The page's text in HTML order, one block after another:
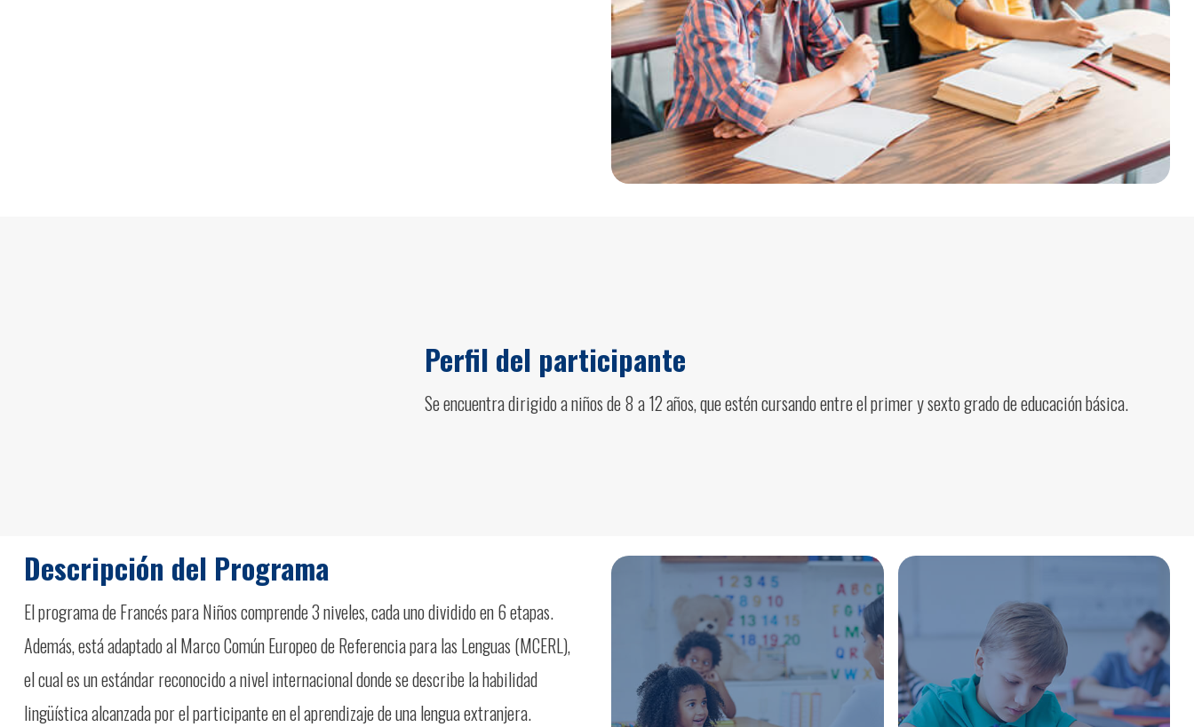
Perfil del participante
Se encuentra dirigido a niños de 8 a 12 años, que estén cursando entre el primer y sexto grado de educación básica.
Descripción del Programa
El programa de Francés para Niños comprende 3 niveles, cada uno dividido en 6 etapas.
Además, está adaptado al Marco Común Europeo de Referencia para las Lenguas (MCERL),
el cual es un estándar reconocido a nivel internacional donde se describe la habilidad
lingüística alcanzada por el participante en el aprendizaje de una lengua extranjera.